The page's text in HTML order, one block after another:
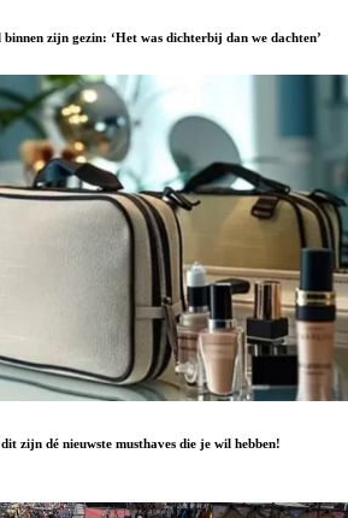
zijn gezin: ‘Het was dichterbij dan we dachten’
zijn dé nieuwste musthaves die je wil hebben!